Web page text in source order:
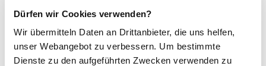
Dürfen wir Cookies verwenden?
Wir übermitteln Daten an Drittanbieter, die uns helfen,
unser Webangebot zu verbessern. Um bestimmte
Dienste zu den aufgeführten Zwecken verwenden zu
Gruben (Schädelgrube
), in denen das Gehirn
anterior ) beherbergt das Stirnhirn und das
Riechhirn, in dermittleren Schädelgrube( Fossa